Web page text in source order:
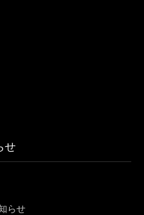
せ
らせ